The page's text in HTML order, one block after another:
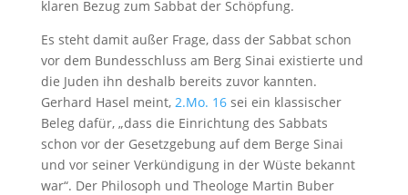
klaren Bezug zum Sabbat der Schöpfung.
Es steht damit außer Frage, dass der Sabbat schon
vor dem Bundesschluss am Berg Sinai existierte und
die Juden ihn deshalb bereits zuvor kannten.
Gerhard Hasel meint, 2.Mo. 16sei ein klassischer
Beleg dafür, „dass die Einrichtung des Sabbats
schon vor der Gesetzgebung auf dem Berge Sinai
und vor seiner Verkündigung in der Wüste bekannt
war“. Der Philosoph und Theologe Martin Buber